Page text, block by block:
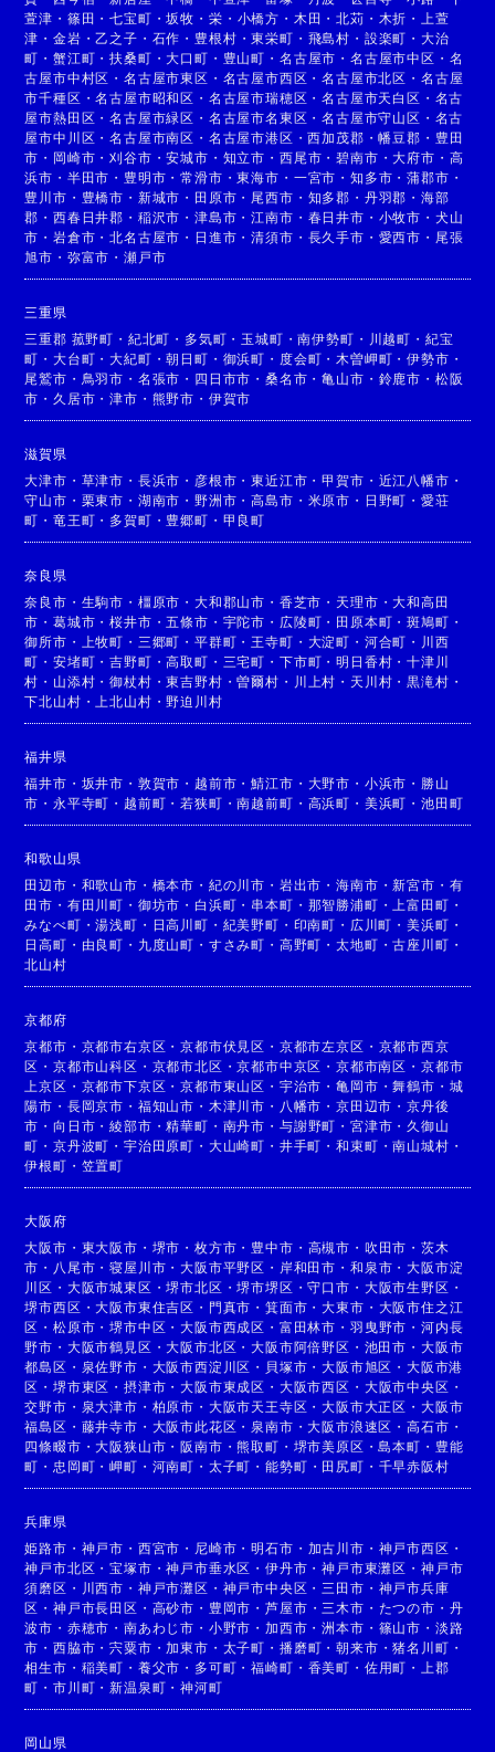
萱津 ・ 篠田 ・七宝町 ・坂牧 ・ 栄 ・ 小橋方 ・ 木田 ・北苅 ・ 木折 ・
上萱
津 ・金岩 ・乙之子 ・ 石作 ・ 豊根村 ・東栄町 ・ 飛島村 ・ 設楽町 ・ 大治
町 ・蟹江町 ・扶桑町 ・大口町 ・ 豊山町 ・ 名古屋市 ・ 名古屋市中区 ・ 名
古屋市中村区 ・名古屋市東区 ・ 名古屋市西区 ・名古屋市北区 ・ 名古屋
市千種区 ・名古屋市昭和区 ・ 名古屋市瑞穂区 ・名古屋市天白区 ・ 名古
屋市熱田区 ・名古屋市緑区 ・ 名古屋市名東区 ・名古屋市守山区 ・ 名古
屋市中川区 ・名古屋市南区 ・ 名古屋市港区 ・西加茂郡 ・幡豆郡 ・ 豊田
市 ・ 岡崎市 ・刈谷市 ・安城市 ・ 知立市 ・ 西尾市 ・碧南市 ・大府市 ・ 高
浜市 ・ 半田市 ・ 豊明市 ・常滑市 ・東海市 ・ 一宮市 ・ 知多市 ・蒲郡市 ・
豊川市 ・ 豊橋市 ・ 新城市 ・ 田原市 ・ 尾西市 ・ 知多郡 ・ 丹羽郡 ・ 海部
郡 ・西春日井郡 ・ 稲沢市 ・津島市 ・江南市 ・ 春日井市 ・ 小牧市 ・ 犬山
市 ・岩倉市 ・北名古屋市 ・ 日進市 ・清須市 ・ 長久手市 ・ 愛西市 ・ 尾張
旭市 ・ 弥富市 ・瀬戸市
三重県
三重郡 菰野町 ・ 紀北町 ・ 多気町 ・ 玉城町 ・南伊勢町 ・ 川越町 ・ 紀宝
町 ・大台町 ・大紀町 ・朝日町 ・ 御浜町 ・ 度会町 ・ 木曽岬町 ・伊勢市 ・
尾鷲市 ・ 鳥羽市 ・ 名張市 ・ 四日市市 ・桑名市 ・亀山市 ・ 鈴鹿市 ・ 松阪
市 ・ 久居市 ・津市 ・ 熊野市 ・ 伊賀市
滋賀県
大津市 ・ 草津市 ・ 長浜市 ・ 彦根市 ・東近江市 ・甲賀市 ・ 近江八幡市 ・
守山市 ・ 栗東市 ・ 湖南市 ・野洲市 ・高島市 ・ 米原市 ・ 日野町 ・ 愛荘
町 ・竜王町 ・ 多賀町 ・ 豊郷町 ・ 甲良町
奈良県
奈良市 ・ 生駒市 ・ 橿原市 ・大和郡山市 ・ 香芝市 ・ 天理市 ・大和高田
市 ・葛城市 ・桜井市 ・五條市 ・ 宇陀市 ・ 広陵町 ・ 田原本町 ・斑鳩町 ・
御所市 ・ 上牧町 ・ 三郷町 ・平群町 ・ 王寺町 ・ 大淀町 ・ 河合町 ・ 川西
町 ・安堵町 ・吉野町 ・高取町 ・ 三宅町 ・ 下市町 ・明日香村 ・十津川
村 ・ 山添村 ・御杖村 ・東吉野村 ・曽爾村 ・ 川上村 ・ 天川村 ・黒滝村 ・
下北山村 ・ 上北山村 ・野迫川村
福井県
福井市 ・ 坂井市 ・ 敦賀市 ・ 越前市 ・鯖江市 ・ 大野市 ・ 小浜市 ・ 勝山
市 ・永平寺町 ・ 越前町 ・若狭町 ・南越前町 ・ 高浜町 ・ 美浜町 ・ 池田町
和歌山県
田辺市 ・ 和歌山市 ・ 橋本市 ・ 紀の川市 ・ 岩出市 ・海南市 ・新宮市 ・ 有
田市 ・ 有田川町 ・ 御坊市 ・ 白浜町 ・ 串本町 ・ 那智勝浦町 ・ 上富田町 ・
みなべ町 ・湯浅町 ・ 日高川町 ・ 紀美野町 ・ 印南町 ・ 広川町 ・美浜町 ・
日高町 ・ 由良町 ・ 九度山町 ・ すさみ町 ・ 高野町 ・太地町 ・古座川町 ・
北山村
京都府
京都市 ・ 京都市右京区 ・京都市伏見区 ・ 京都市左京区 ・ 京都市西京
区 ・京都市山科区 ・ 京都市北区 ・京都市中京区 ・京都市南区 ・ 京都市
上京区 ・ 京都市下京区 ・京都市東山区 ・ 宇治市 ・亀岡市 ・舞鶴市 ・ 城
陽市 ・ 長岡京市 ・ 福知山市 ・ 木津川市 ・ 八幡市 ・京田辺市 ・京丹後
市 ・向日市 ・綾部市 ・精華町 ・ 南丹市 ・ 与謝野町 ・ 宮津市 ・ 久御山
町 ・京丹波町 ・宇治田原町 ・ 大山崎町 ・ 井手町 ・和束町 ・南山城村 ・
伊根町 ・ 笠置町
大阪府
大阪市 ・ 東大阪市 ・ 堺市 ・枚方市 ・ 豊中市 ・ 高槻市 ・ 吹田市 ・ 茨木
市 ・ 八尾市 ・寝屋川市 ・大阪市平野区 ・ 岸和田市 ・ 和泉市 ・大阪市淀
川区 ・ 大阪市城東区 ・堺市北区 ・堺市堺区 ・守口市 ・ 大阪市生野区 ・
堺市西区 ・大阪市東住吉区 ・ 門真市 ・箕面市 ・大東市 ・ 大阪市住之江
区 ・松原市 ・堺市中区 ・大阪市西成区 ・ 富田林市 ・ 羽曳野市 ・ 河内長
野市 ・ 大阪市鶴見区 ・大阪市北区 ・大阪市阿倍野区 ・ 池田市 ・ 大阪市
都島区 ・ 泉佐野市 ・ 大阪市西淀川区 ・ 貝塚市 ・大阪市旭区 ・大阪市港
区 ・堺市東区 ・摂津市 ・大阪市東成区 ・ 大阪市西区 ・ 大阪市中央区 ・
交野市 ・ 泉大津市 ・ 柏原市 ・ 大阪市天王寺区 ・大阪市大正区 ・ 大阪市
福島区 ・ 藤井寺市 ・ 大阪市此花区 ・ 泉南市 ・大阪市浪速区 ・高石市 ・
四條畷市 ・大阪狭山市 ・阪南市 ・熊取町 ・ 堺市美原区 ・島本町 ・ 豊能
町 ・ 忠岡町 ・岬町 ・ 河南町 ・ 太子町 ・能勢町 ・ 田尻町 ・ 千早赤阪村
兵庫県
姫路市 ・ 神戸市 ・ 西宮市 ・ 尼崎市 ・明石市 ・ 加古川市 ・ 神戸市西区 ・
神戸市北区 ・宝塚市 ・神戸市垂水区 ・伊丹市 ・神戸市東灘区 ・ 神戸市
須磨区 ・ 川西市 ・ 神戸市灘区 ・ 神戸市中央区 ・ 三田市 ・ 神戸市兵庫
区 ・神戸市長田区 ・ 高砂市 ・ 豊岡市 ・芦屋市 ・ 三木市 ・ たつの市 ・ 丹
波市 ・ 赤穂市 ・南あわじ市 ・ 小野市 ・加西市 ・洲本市 ・ 篠山市 ・ 淡路
市 ・西脇市 ・宍粟市 ・加東市 ・ 太子町 ・ 播磨町 ・朝来市 ・猪名川町 ・
相生市 ・ 稲美町 ・ 養父市 ・ 多可町 ・福崎町 ・ 香美町 ・ 佐用町 ・
上郡
町 ・市川町 ・新温泉町 ・神河町
岡山県